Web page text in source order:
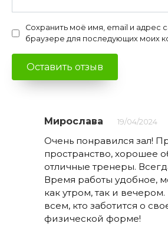
Сохранить моё имя, email и адрес
браузере для последующих моих
Мирослава 19/04/2024
Очень понравился зал!
пространство, хорошее
отличные тренеры.
Время работы удобное,
как утром, так и
всем, кто заботится о
физической форме!